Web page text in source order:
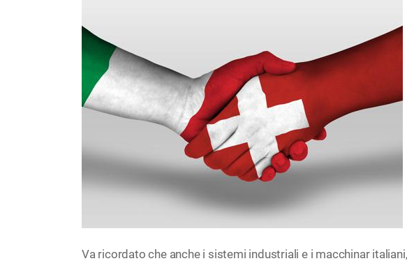
Va ricordato che anche i sistemi industriali e i macchinar